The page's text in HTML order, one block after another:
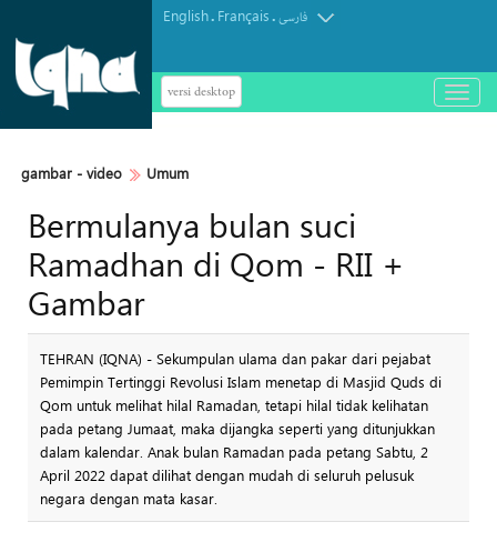
English. Français.فارسی
versi desktop
باز
و
gambar - video Umum
Bermulanya bulan suci
Ramadhan di Qom - RII +
Gambar
TEHRAN (IQNA) - Sekumpulan ulama dan pakar dari pejabat
Pemimpin Tertinggi Revolusi Islam menetap di Masjid Quds di
Qom untuk melihat hilal Ramadan, tetapi hilal tidak kelihatan
pada petang Jumaat, maka dijangka seperti yang ditunjukkan
dalam kalendar. Anak bulan Ramadan pada petang Sabtu, 2
April 2022 dapat dilihat dengan mudah di seluruh pelusuk
negara dengan mata kasar.